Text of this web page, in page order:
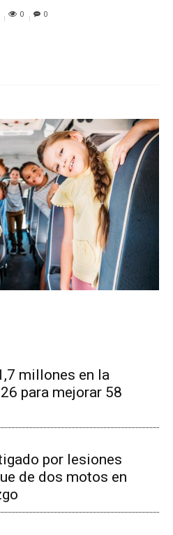
0 0
millones en la
para mejorar 58
por lesiones
de dos motos en